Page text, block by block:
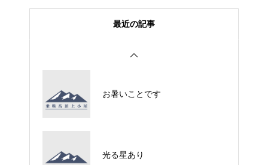
最近の記事
お暑いことです
光る星あり